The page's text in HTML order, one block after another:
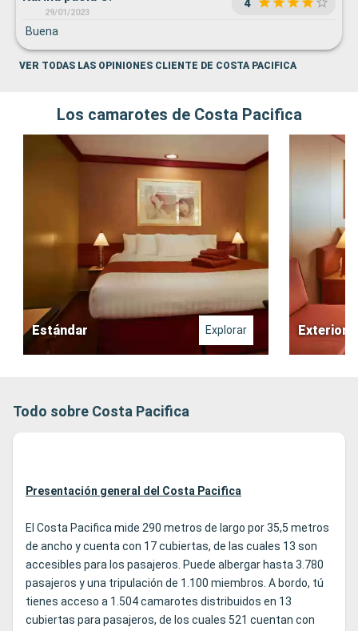
Caribes... el médico a bordo solo hablaba italiano por
ejemplo...
29/01/2023
4
Buena
VER TODAS LAS OPINIONES CLIENTE DE COSTA PACIFICA
Los camarotes de Costa Pacifica
Estándar Explorar Exterior
Todo sobre Costa Pacifica
Presentación general del Costa Pacifica
El Costa Pacifica mide 290 metros de largo por 35,5 metros
de ancho y cuenta con 17 cubiertas, de las cuales 13 son
accesibles para los pasajeros. Puede albergar hasta 3.780
pasajeros y una tripulación de 1.100 miembros. A bordo, tú
tienes acceso a 1.504 camarotes distribuidos en 13
cubiertas para pasajeros, de los cuales 521 cuentan con